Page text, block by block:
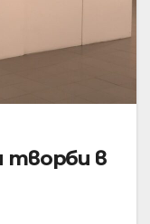
творби в